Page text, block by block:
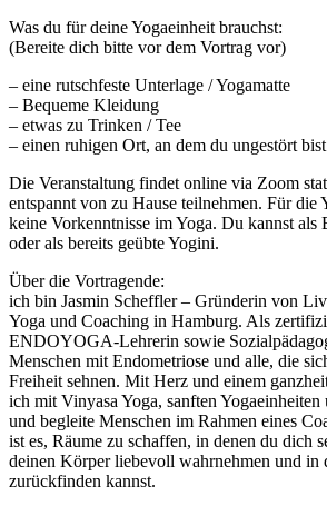
Was du für deine Yogaeinheit brauchst:
(Bereite dich bitte vor dem Vortrag vor)
– eine rutschfeste Unterlage / Yogamatte
– Bequeme Kleidung
– etwas zu Trinken / Tee
– einen ruhigen Ort, an dem du ungestört bist
Die Veranstaltung findet online via Zoom
entspannt von zu Hause teilnehmen. Für die
keine Vorkenntnisse im Yoga. Du kannst als
oder als bereits geübte Yogini.
Über die Vortragende:
ich bin Jasmin Scheffler – Gründerin von
Yoga und Coaching in Hamburg. Als
ENDOYOGA-Lehrerin sowie
Menschen mit Endometriose und alle, die
Freiheit sehnen. Mit Herz und einem
ich mit Vinyasa Yoga, sanften
und begleite Menschen im Rahmen eines
ist es, Räume zu schaffen, in denen du dich
deinen Körper liebevoll wahrnehmen und in
zurückfinden kannst.